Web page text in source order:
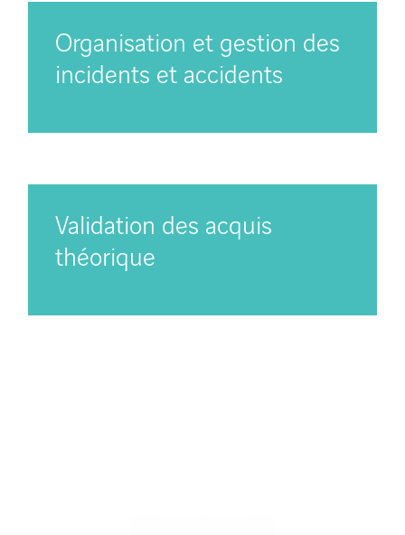
Organisation et gestion des
incidents et accidents
Validation des acquis
théorique